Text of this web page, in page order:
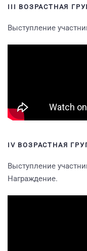
III ВОЗРАСТНАЯ
Выступление
IV ВОЗРАСТНАЯ
Выступление
Награждение.